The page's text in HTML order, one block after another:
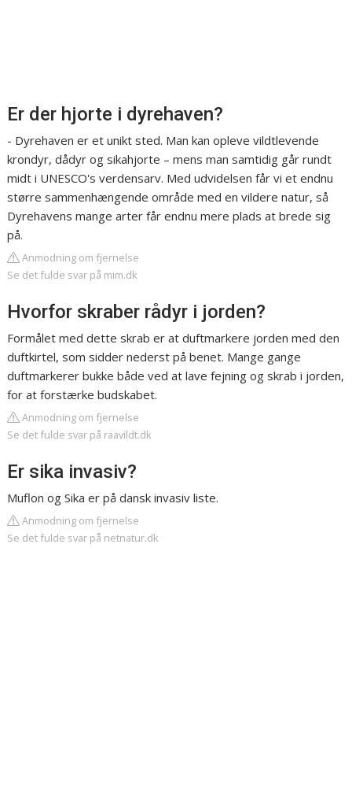
Er der hjorte i dyrehaven?
- Dyrehaven er et unikt sted. Man kan opleve vildtlevende
krondyr, dådyr og sikahjorte – mens man samtidig går rundt
midt i UNESCO's verdensarv. Med udvidelsen får vi et endnu
større sammenhængende område med en vildere natur, så
Dyrehavens mange arter får endnu mere plads at brede sig
på.
Anmodning om fjernelse
Se det fulde svar på mim.dk
Hvorfor skraber rådyr i jorden?
Formålet med dette skrab er at duftmarkere jorden med den
duftkirtel, som sidder nederst på benet. Mange gange
duftmarkerer bukke både ved at lave fejning og skrab i jorden,
for at forstærke budskabet.
Anmodning om fjernelse
Se det fulde svar på raavildt.dk
Er sika invasiv?
Muflon og Sika er på dansk invasiv liste.
Anmodning om fjernelse
Se det fulde svar på netnatur.dk